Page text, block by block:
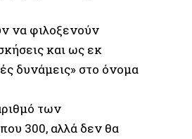
να φιλοξενούν
και ως εκ
δυνάμεις» στο όνομα
των
300, αλλά δεν θα